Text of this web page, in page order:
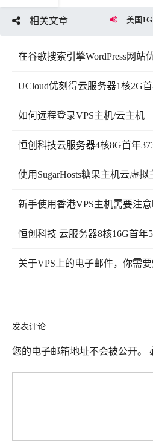
相关文章 美国
在谷歌搜索引擎WordPress网站
UCloud优刻得云服务器1核2G
如何远程登录VPS主机/云主机
恒创科技云服务器4核8G首年
使用SugarHosts糖果主机云虚拟
新手使用香港VPS主机需要注
恒创科技 云服务器8核16G首年
关于VPS上的电子邮件，你需
发表评论
您的电子邮箱地址不会被公开。